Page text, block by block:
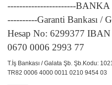
-----------------------
----------Garanti Bankası /
Hesap No: 6299377
0670 0006 2993 77
T.İş Bankası / Galata Şb. Şb.Kodu:
TR82 0006 4000 0011 0210 9454 03